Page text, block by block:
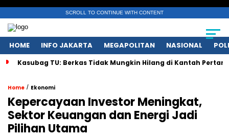
SCROLL TO CONTINUE WITH CONTENT
HOME INFO JAKARTA MEGAPOLITAN NASIONAL
Kasubag TU: Berkas Tidak Mungkin Hilang di Kantah
Home / Ekonomi
Kepercayaan Investor Meningkat,
Sektor Keuangan dan Energi Jadi
Pilihan Utama